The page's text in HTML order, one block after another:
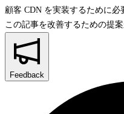
顧客 CDN を実装するために必
この記事を改善するための提案
Feedback